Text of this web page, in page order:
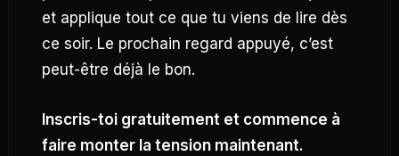
et applique tout ce que tu viens de lire dès
ce soir. Le prochain regard appuyé, c’est
peut-être déjà le bon.
Inscris-toi gratuitement et commence à
faire monter la tension maintenant.